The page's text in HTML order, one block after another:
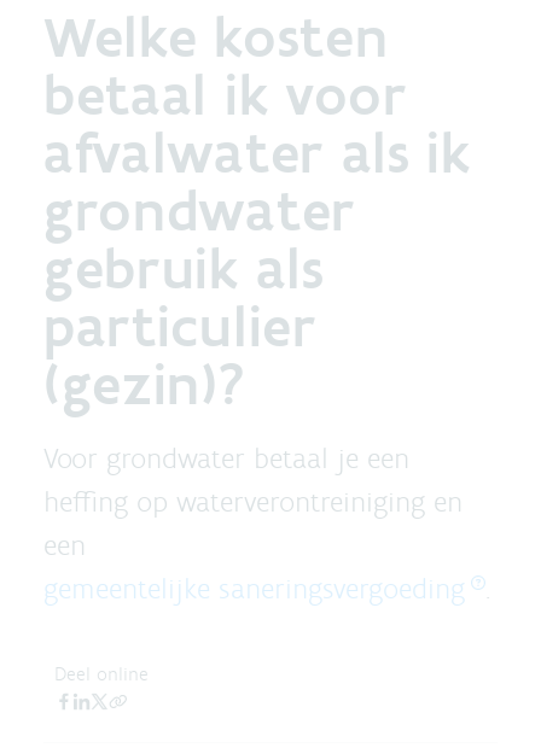
Welke kosten
betaal ik voor
afvalwater als ik
grondwater
gebruik als
particulier
(gezin)?
Voor grondwater betaal je een
heffing op waterverontreiniging en
een
gemeentelijke saneringsvergoeding
.
Deel online